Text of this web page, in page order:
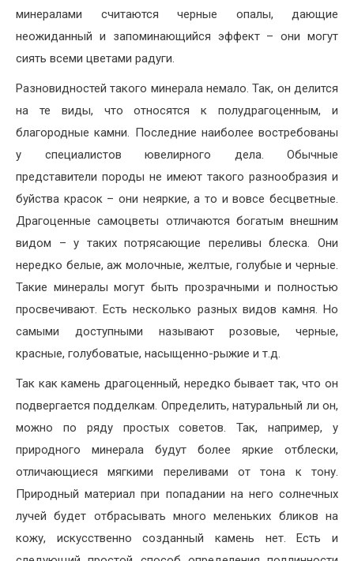
минералами считаются черные опалы, дающие
неожиданный и запоминающийся эффект – они могут
сиять всеми цветами радуги.
Разновидностей такого минерала немало. Так, он делится
на те виды, что относятся к полудрагоценным, и
благородные камни. Последние наиболее востребованы
у специалистов ювелирного дела. Обычные
представители породы не имеют такого разнообразия и
буйства красок – они неяркие, а то и вовсе бесцветные.
Драгоценные самоцветы отличаются богатым внешним
видом – у таких потрясающие переливы блеска. Они
нередко белые, аж молочные, желтые, голубые и черные.
Такие минералы могут быть прозрачными и полностью
просвечивают. Есть несколько разных видов камня. Но
самыми доступными называют розовые, черные,
красные, голубоватые, насыщенно-рыжие и т.д.
Так как камень драгоценный, нередко бывает так, что он
подвергается подделкам. Определить, натуральный ли он,
можно по ряду простых советов. Так, например, у
природного минерала будут более яркие отблески,
отличающиеся мягкими переливами от тона к тону.
Природный материал при попадании на него солнечных
лучей будет отбрасывать много меленьких бликов на
кожу, искусственно созданный камень нет. Есть и